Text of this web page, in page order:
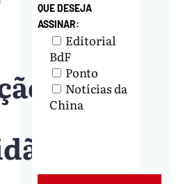
QUE DESEJA
ASSINAR:
Editorial
BdF
Ponto
Notícias da
China